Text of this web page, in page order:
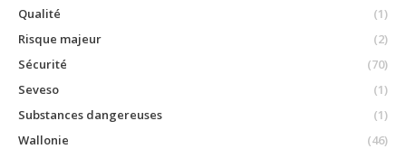
Qualité
(1)
Risque majeur
(2)
Sécurité
(70)
Seveso
(1)
Substances dangereuses
(1)
Wallonie
(46)